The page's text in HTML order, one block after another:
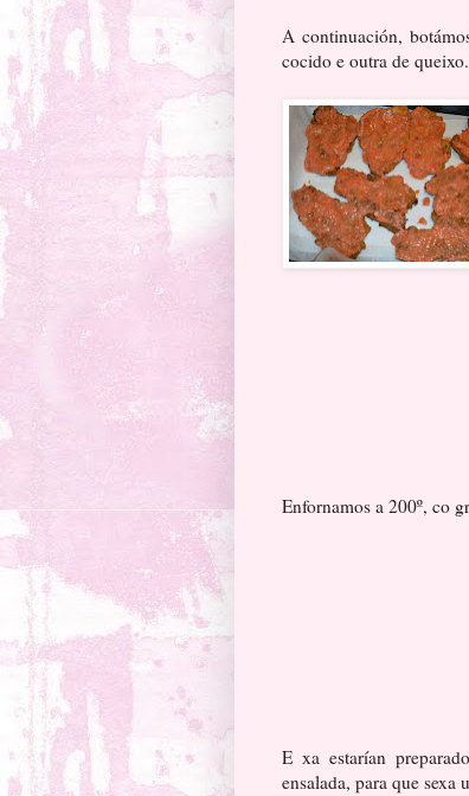
A continuación,
cocido e outra de
Enfornamos a 200º, co
E xa estarían
ensalada, para que sexa